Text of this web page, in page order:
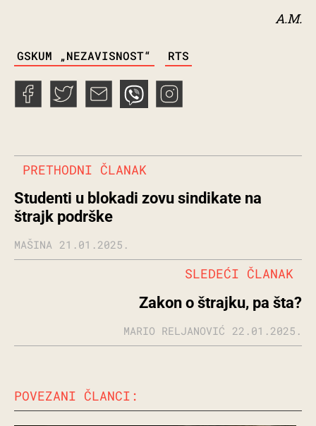
A.M.
GSKUM „NEZAVISNOST“ RTS
PRETHODNI ČLANAK
Studenti u blokadi zovu sindikate na
štrajk podrške
MAŠINA 21.01.2025.
Zakon o štrajku, pa šta?
SLEDEĆI ČLANAK
MARIO RELJANOVIĆ 22.01.2025.
POVEZANI ČLANCI: